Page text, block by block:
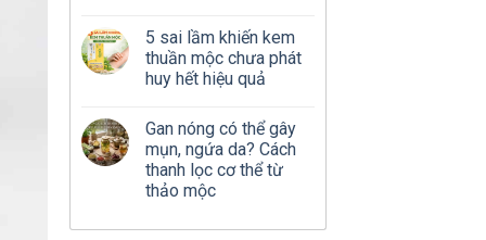
5 sai lầm khiến kem
thuần mộc chưa phát
huy hết hiệu quả
Gan nóng có thể gây
mụn, ngứa da? Cách
thanh lọc cơ thể từ
thảo mộc